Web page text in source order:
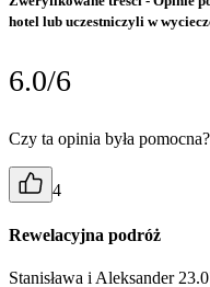
hotel lub uczestniczyli w
6.0/6
Czy ta opinia była pomocna?
4
Rewelacyjna podróż
Stanisława i Aleksander